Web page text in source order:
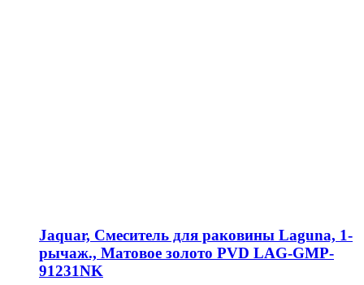
Jaquar, Смеситель для раковины Laguna, 1-
рычаж., Матовое золото PVD LAG-GMP-
91231NK